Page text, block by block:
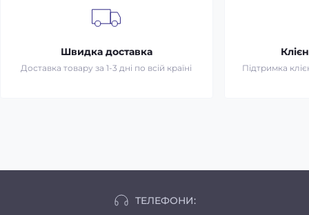
Швидка доставка
Доставка товару за 1-3 дні по всій країні Підтримка
ТЕЛЕФОНИ: